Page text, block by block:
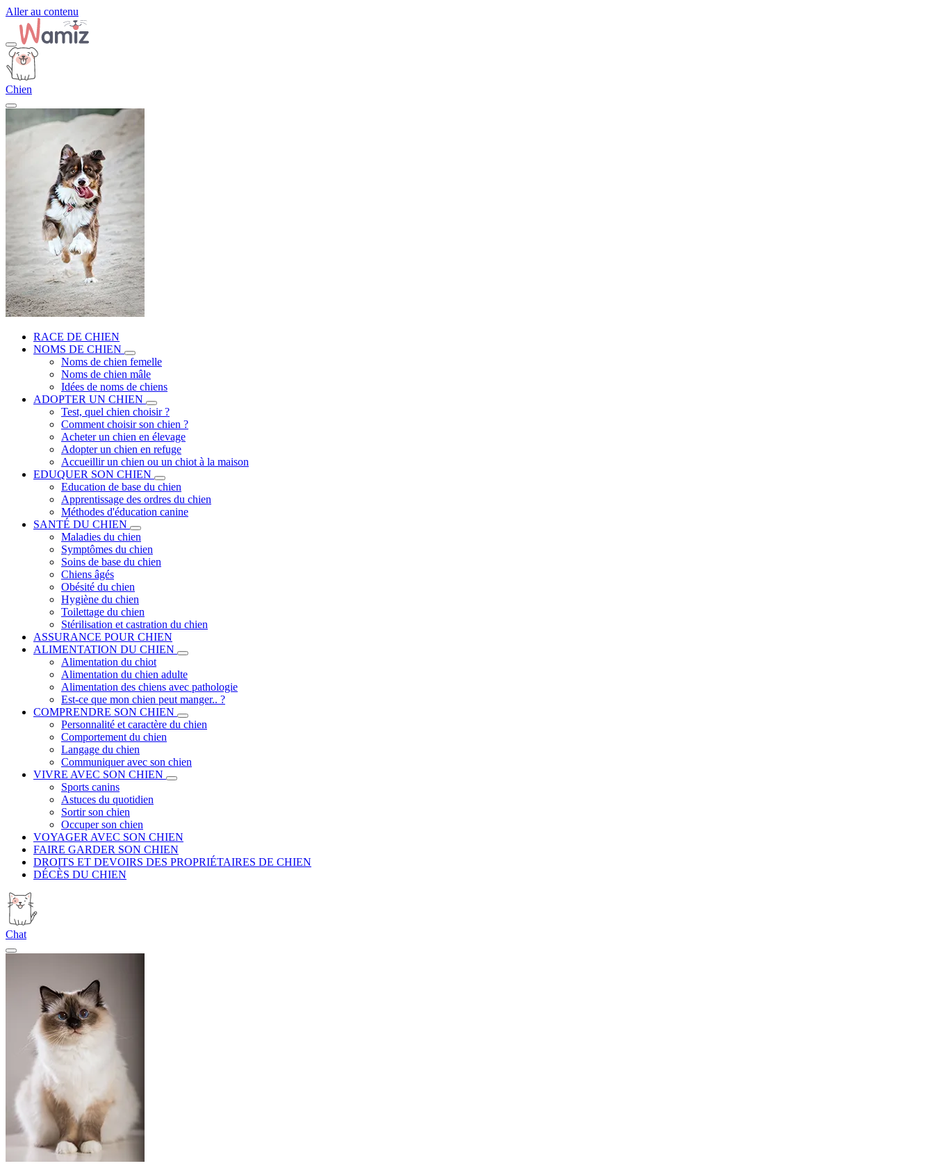
Aller au contenu
Chien
RACE DE CHIEN
NOMS DE CHIEN
Noms de chien femelle
Noms de chien mâle
Idées de noms de chiens
ADOPTER UN CHIEN
Test, quel chien choisir ?
Comment choisir son chien ?
Acheter un chien en élevage
Adopter un chien en refuge
Accueillir un chien ou un chiot à la maison
EDUQUER SON CHIEN
Education de base du chien
Apprentissage des ordres du chien
Méthodes d'éducation canine
SANTÉ DU CHIEN
Maladies du chien
Symptômes du chien
Soins de base du chien
Chiens âgés
Obésité du chien
Hygiène du chien
Toilettage du chien
Stérilisation et castration du chien
ASSURANCE POUR CHIEN
ALIMENTATION DU CHIEN
Alimentation du chiot
Alimentation du chien adulte
Alimentation des chiens avec pathologie
Est-ce que mon chien peut manger.. ?
COMPRENDRE SON CHIEN
Personnalité et caractère du chien
Comportement du chien
Langage du chien
Communiquer avec son chien
VIVRE AVEC SON CHIEN
Sports canins
Astuces du quotidien
Sortir son chien
Occuper son chien
VOYAGER AVEC SON CHIEN
FAIRE GARDER SON CHIEN
DROITS ET DEVOIRS DES PROPRIÉTAIRES DE CHIEN
DÉCÈS DU CHIEN
Chat